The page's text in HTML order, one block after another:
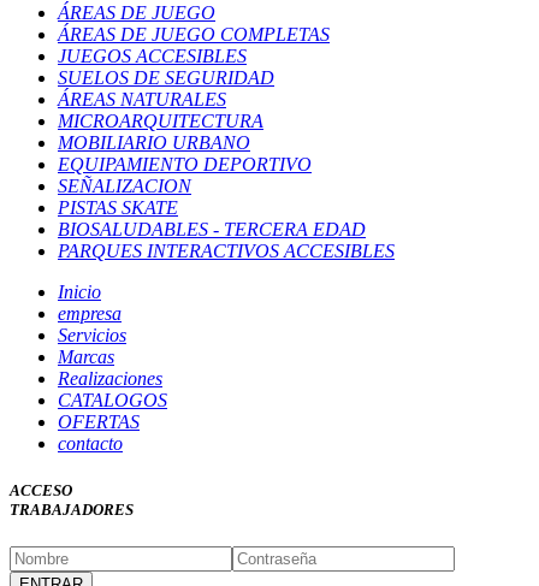
ÁREAS DE JUEGO
ÁREAS DE JUEGO COMPLETAS
JUEGOS ACCESIBLES
SUELOS DE SEGURIDAD
ÁREAS NATURALES
MICROARQUITECTURA
MOBILIARIO URBANO
EQUIPAMIENTO DEPORTIVO
SEÑALIZACION
PISTAS SKATE
BIOSALUDABLES - TERCERA EDAD
PARQUES INTERACTIVOS ACCESIBLES
Inicio
empresa
Servicios
Marcas
Realizaciones
CATALOGOS
OFERTAS
contacto
ACCESO
TRABAJADORES